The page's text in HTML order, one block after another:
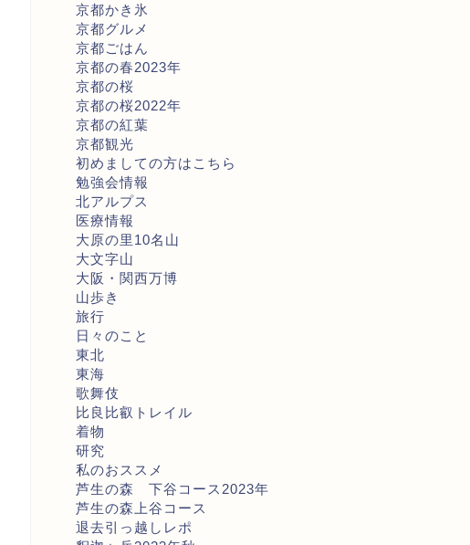
京都かき氷
京都グルメ
京都ごはん
京都の春2023年
京都の桜
京都の桜2022年
京都の紅葉
京都観光
初めましての方はこちら
勉強会情報
北アルプス
医療情報
大原の里10名山
大文字山
大阪・関西万博
山歩き
旅行
日々のこと
東北
東海
歌舞伎
比良比叡トレイル
着物
研究
私のおススメ
芦生の森 下谷コース2023年
芦生の森上谷コース
退去引っ越しレポ